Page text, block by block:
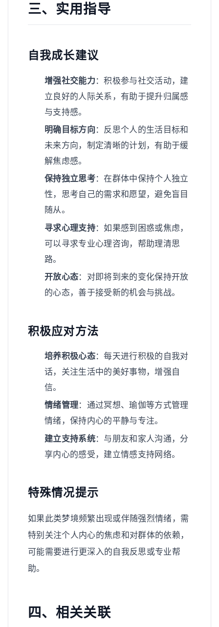
三、实用指导
自我成长建议
增强社交能力 ：积极参与社交活动，建
立良好的人际关系，有助于提升归属感
与支持感。
明确目标方向 ：反思个人的生活目标和
未来方向，制定清晰的计划，有助于缓
解焦虑感。
保持独立思考：在群体中保持个人独立
性，思考自己的需求和愿望，避免盲目
随从。
寻求心理支持：如果感到困惑或焦虑，
可以寻求专业心理咨询，帮助理清思
路。
开放心态：对即将到来的变化保持开放
的心态，善于接受新的机会与挑战。
积极应对方法
培养积极心态：每天进行积极的自我对
话，关注生活中的美好事物，增强自
信。
情绪管理：通过冥想、瑜伽等方式管理
情绪，保持内心的平静与专注。
建立支持系统：与朋友和家人沟通，分
享内心的感受，建立情感支持网络。
特殊情况提示
如果此类梦境频繁出现或伴随强烈情绪，需
特别关注个人内心的焦虑和对群体的依赖，
可能需要进行更深入的自我反思或专业帮
助。
四、相关关联